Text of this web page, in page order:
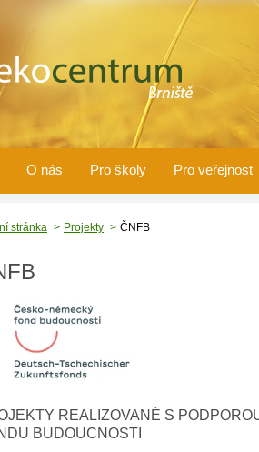
O nás Pro školy Pro veřejnost
stránka Projekty ČNFB
REALIZOVANÉ S
BUDOUCNOSTI